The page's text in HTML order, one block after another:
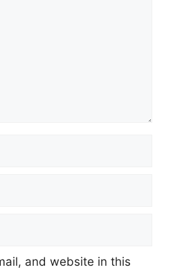
and website in this